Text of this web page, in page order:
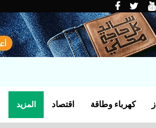
المزيد اقتصاد كهرباء وطاقة